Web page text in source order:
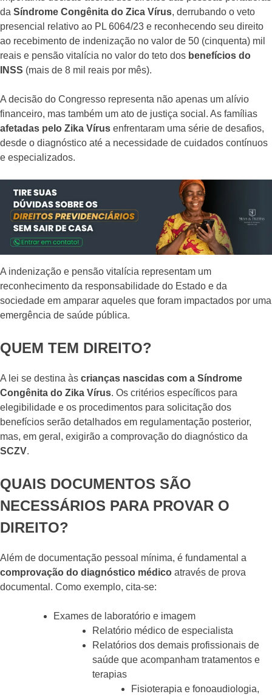
da Síndrome Congênita do Zica Vírus, derrubando o veto
presencial relativo ao PL 6064/23 e reconhecendo seu direito
ao recebimento de indenização no valor de 50 (cinquenta) mil
reais e pensão vitalícia no valor do teto dos benefícios do
INSS (mais de 8 mil reais por mês).
A decisão do Congresso representa não apenas um alívio
financeiro, mas também um ato de justiça social. As famílias
afetadas pelo Zika Vírus enfrentaram uma série de desafios,
desde o diagnóstico até a necessidade de cuidados contínuos
e especializados.
A indenização e pensão vitalícia representam um
reconhecimento da responsabilidade do Estado e da
sociedade em amparar aqueles que foram impactados por uma
emergência de saúde pública.
QUEM TEM DIREITO?
A lei se destina às crianças nascidas com a Síndrome
Congênita do Zika Vírus. Os critérios específicos para
elegibilidade e os procedimentos para solicitação dos
benefícios serão detalhados em regulamentação posterior,
mas, em geral, exigirão a comprovação do diagnóstico da
SCZV.
QUAIS DOCUMENTOS SÃO
NECESSÁRIOS PARA PROVAR O
DIREITO?
Além de documentação pessoal mínima, é fundamental a
comprovação do diagnóstico médico através de prova
documental. Como exemplo, cita-se:
Exames de laboratório e imagem
Relatório médico de especialista
Relatórios dos demais profissionais de
saúde que acompanham tratamentos e
terapias
Fisioterapia e fonoaudiologia,